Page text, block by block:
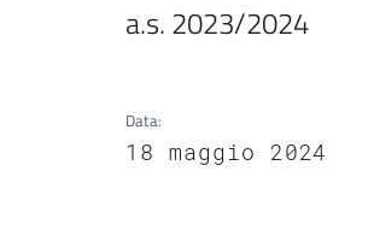
a.s. 2023/2024
Data:
18 maggio 2024